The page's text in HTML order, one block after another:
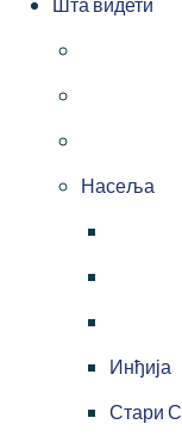
Насеља
Инђија
Стари